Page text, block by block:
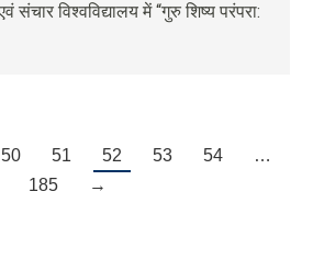
संचार विश्वविद्यालय में “गुरु शिष्य परंपरा:
50 51 52 53 54
…
185
→